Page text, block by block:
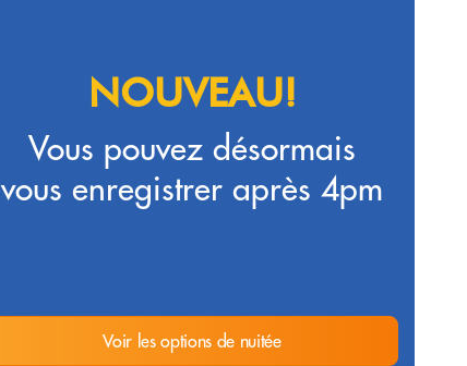
NOUVEAU!
Vous pouvez désormais
vous enregistrer après 4pm
Voir les options de nuitée